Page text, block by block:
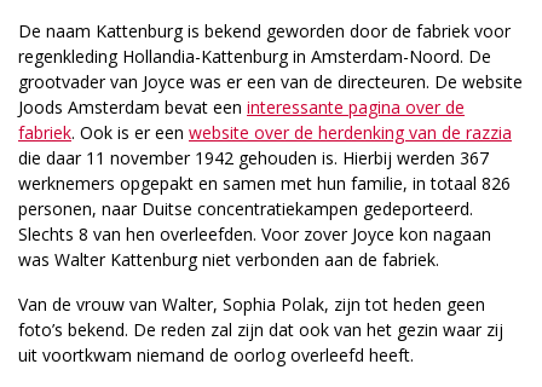
De naam Kattenburg is bekend geworden door de fabriek voor
regenkleding Hollandia-Kattenburg in Amsterdam-Noord. De
grootvader van Joyce was er een van de directeuren. De website
Joods Amsterdam bevat een interessante pagina over de
fabriek. Ook is er een website over de herdenking van de razzia
die daar 11 november 1942 gehouden is. Hierbij werden 367
werknemers opgepakt en samen met hun familie, in totaal 826
personen, naar Duitse concentratiekampen gedeporteerd.
Slechts 8 van hen overleefden. Voor zover Joyce kon nagaan
was Walter Kattenburg niet verbonden aan de fabriek.
Van de vrouw van Walter, Sophia Polak, zijn tot heden geen
foto’s bekend. De reden zal zijn dat ook van het gezin waar zij
uit voortkwam niemand de oorlog overleefd heeft.